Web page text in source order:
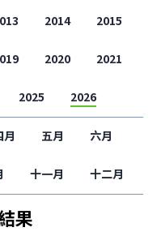
2014 2015
2020 2021
2025 2026
月 五月 六月
十一月 十二月
果